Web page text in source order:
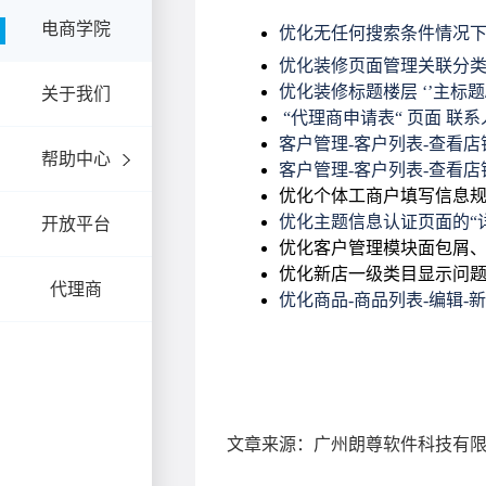
电商学院
关于我们
帮助中心
开放平台
代理商
文章来源：广州朗尊软件科技有